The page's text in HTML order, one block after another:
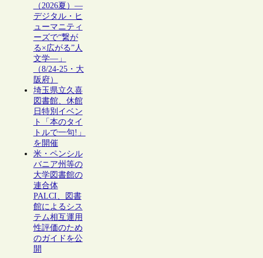
（2026夏）―
デジタル・ヒ
ューマニティ
ーズで“繋が
る×広がる”人
文学―」
（8/24-25・大
阪府）
埼玉県立久喜
図書館、休館
日特別イベン
ト「本のタイ
トルで一句!」
を開催
米・ペンシル
バニア州等の
大学図書館の
連合体
PALCI、図書
館によるシス
テム相互運用
性評価のため
のガイドを公
開